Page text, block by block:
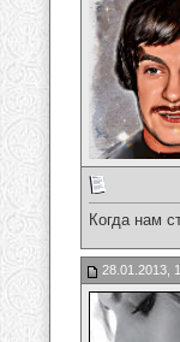
Когда нам
28.01.2013,